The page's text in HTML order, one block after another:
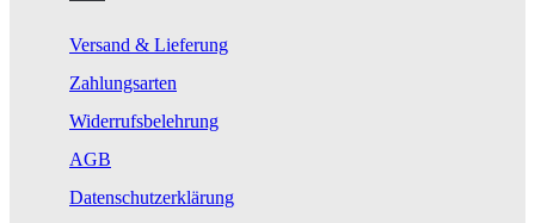
Versand & Lieferung
Zahlungsarten
Widerrufsbelehrung
AGB
Datenschutzerklärung